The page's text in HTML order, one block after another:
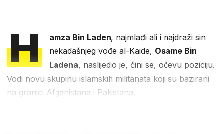
H amza Bin Laden, najmlađi ali i najdraži sin
nekadašnjeg vođe al-Kaide, Osame Bin
Ladena, naslijedio je, čini se, očevu poziciju.
Vodi novu skupinu islamskih militanata koji su bazirani
na granici Afganistana i Pakistana.